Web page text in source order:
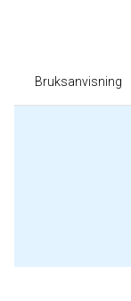
Bruksanvisning